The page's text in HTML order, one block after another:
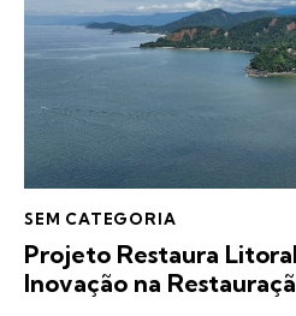
SEM CATEGORIA
Projeto Restaura
Inovação na